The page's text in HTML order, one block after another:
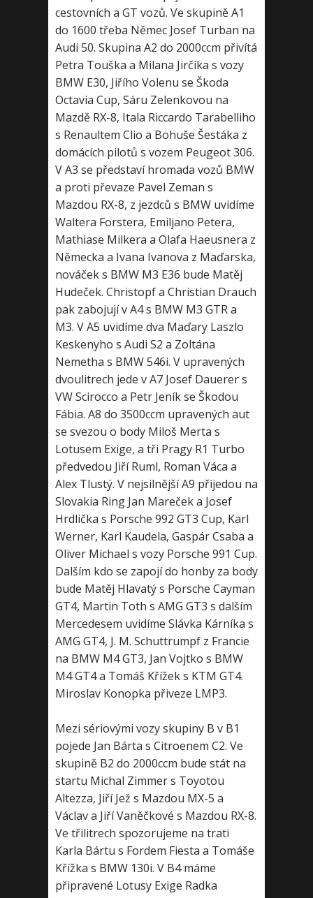
cestovních a GT vozů. Ve skupině A1
do 1600 třeba Němec Josef Turban na
Audi 50. Skupina A2 do 2000ccm přivítá
Petra Touška a Milana Jirčíka s vozy
BMW E30, Jiřího Volenu se Škoda
Octavia Cup, Sáru Zelenkovou na
Mazdě RX-8, Itala Riccardo Tarabelliho
s Renaultem Clio a Bohuše Šestáka z
domácích pilotů s vozem Peugeot 306.
V A3 se představí hromada vozů BMW
a proti převaze Pavel Zeman s
Mazdou RX-8, z jezdců s BMW uvidíme
Waltera Forstera, Emiljano Petera,
Mathiase Milkera a Olafa Haeusnera z
Německa a Ivana Ivanova z Maďarska,
nováček s BMW M3 E36 bude Matěj
Hudeček. Christopf a Christian Drauch
pak zabojují v A4 s BMW M3 GTR a
M3. V A5 uvidíme dva Maďary Laszlo
Keskenyho s Audi S2 a Zoltána
Nemetha s BMW 546i. V upravených
dvoulitrech jede v A7 Josef Dauerer s
VW Scirocco a Petr Jeník se Škodou
Fábia. A8 do 3500ccm upravených aut
se svezou o body Miloš Merta s
Lotusem Exige, a tři Pragy R1 Turbo
předvedou Jiří Ruml, Roman Váca a
Alex Tlustý. V nejsilnější A9 přijedou na
Slovakia Ring Jan Mareček a Josef
Hrdlička s Porsche 992 GT3 Cup, Karl
Werner, Karl Kaudela, Gaspár Csaba a
Oliver Michael s vozy Porsche 991 Cup.
Dalším kdo se zapojí do honby za body
bude Matěj Hlavatý s Porsche Cayman
GT4, Martin Toth s AMG GT3 s dalším
Mercedesem uvidíme Slávka Kárníka s
AMG GT4, J. M. Schuttrumpf z Francie
na BMW M4 GT3, Jan Vojtko s BMW
M4 GT4 a Tomáš Křížek s KTM GT4.
Miroslav Konopka přiveze LMP3.
Mezi sériovými vozy skupiny B v B1
pojede Jan Bárta s Citroenem C2. Ve
skupině B2 do 2000ccm bude stát na
startu Michal Zimmer s Toyotou
Altezza, Jiří Jež s Mazdou MX-5 a
Václav a Jiří Vaněčkové s Mazdou RX-8.
Ve třilitrech spozorujeme na trati
Karla Bártu s Fordem Fiesta a Tomáše
Křížka s BMW 130i. V B4 máme
připravené Lotusy Exige Radka